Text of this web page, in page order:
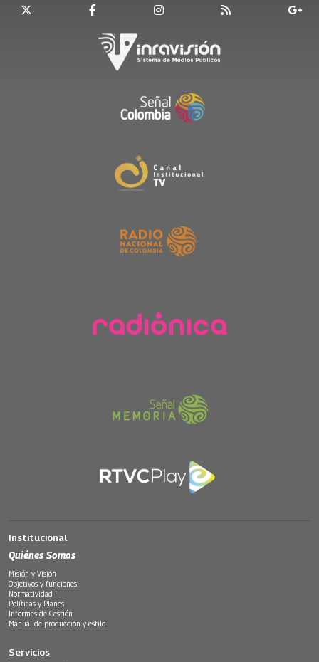
Institucional
Quiénes Somos
Misión y Visión
Objetivos y funciones
Normatividad
Políticas y Planes
Informes de Gestión
Manual de producción y estilo
Servicios